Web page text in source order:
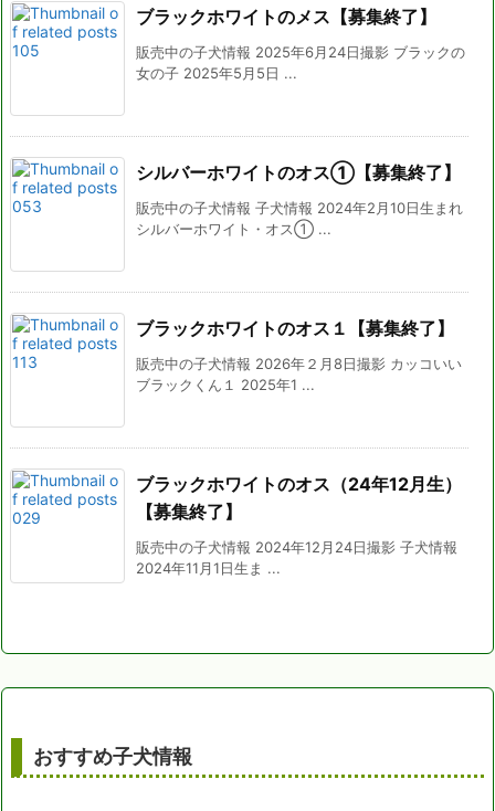
ブラックホワイトのメス【募集終了】
販売中の子犬情報 2025年6月24日撮影 ブラックの
女の子 2025年5月5日 ...
シルバーホワイトのオス①【募集終了】
販売中の子犬情報 子犬情報 2024年2月10日生まれ
シルバーホワイト・オス① ...
ブラックホワイトのオス１【募集終了】
販売中の子犬情報 2026年２月8日撮影 カッコいい
ブラックくん１ 2025年1 ...
ブラックホワイトのオス（24年12月生）
【募集終了】
販売中の子犬情報 2024年12月24日撮影 子犬情報
2024年11月1日生ま ...
おすすめ子犬情報